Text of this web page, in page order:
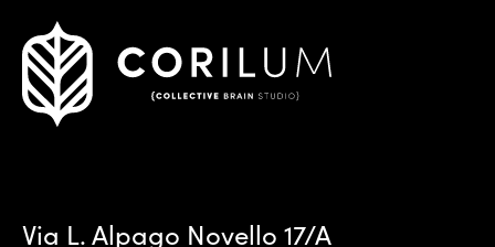
Via L. Alpago Novello 17/A